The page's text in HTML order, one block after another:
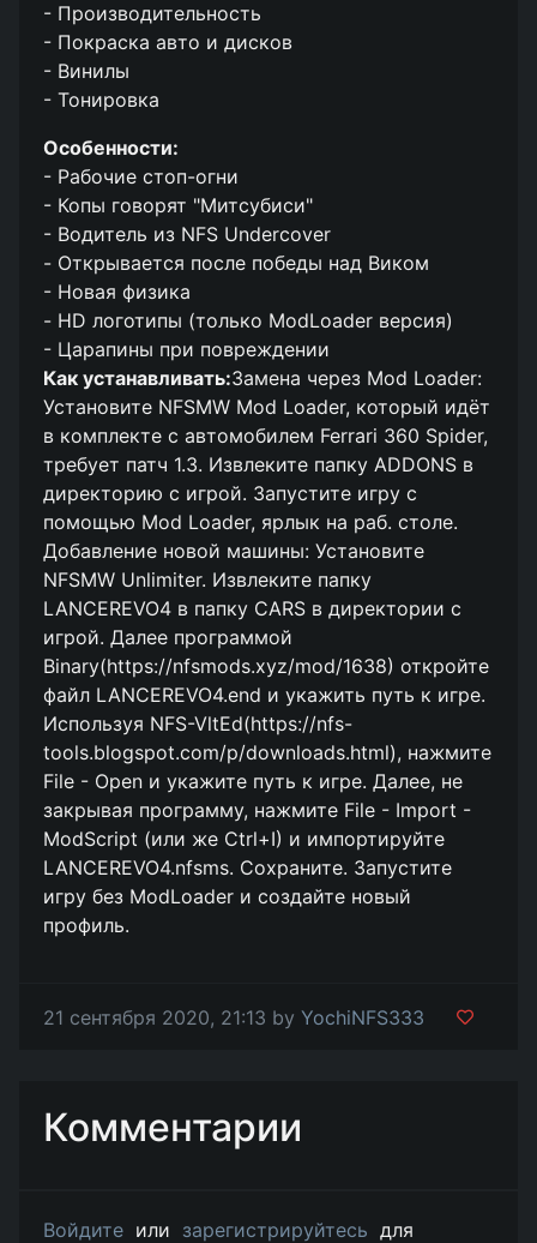
- Производительность
- Покраска авто и дисков
- Винилы
- Тонировка
Особенности:
- Рабочие стоп-огни
- Копы говорят "Митсубиси"
- Водитель из NFS Undercover
- Открывается после победы над Виком
- Новая физика
- HD логотипы (только ModLoader версия)
- Царапины при повреждении
Как устанавливать:Замена через Mod Loader:
Установите NFSMW Mod Loader, который идёт
в комплекте с автомобилем Ferrari 360 Spider,
требует патч 1.3. Извлеките папку ADDONS в
директорию с игрой. Запустите игру с
помощью Mod Loader, ярлык на раб. столе.
Добавление новой машины: Установите
NFSMW Unlimiter. Извлеките папку
LANCEREVO4 в папку CARS в директории с
игрой. Далее программой
Binary(https://nfsmods.xyz/mod/1638) откройте
файл LANCEREVO4.end и укажить путь к игре.
Используя NFS-VltEd(https://nfs-
tools.blogspot.com/p/downloads.html), нажмите
File - Open и укажите путь к игре. Далее, не
закрывая программу, нажмите File - Import -
ModScript (или же Ctrl+I) и импортируйте
LANCEREVO4.nfsms. Сохраните. Запустите
игру без ModLoader и создайте новый
профиль.
21 сентября 2020, 21:13 by YochiNFS333
Комментарии
Войдите или зарегистрируйтесь для